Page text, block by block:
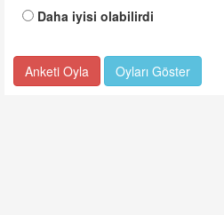
Daha iyisi olabilirdi
Anketi Oyla Oyları Göster